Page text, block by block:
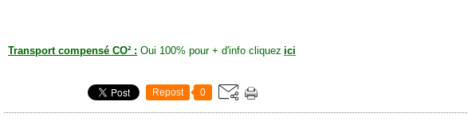
Transport compensé CO² : Oui 100% pour + d'info cliquez ici
Repost 0